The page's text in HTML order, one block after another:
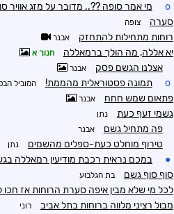
o מי אמר סופה ??.. מדובר על מזג אוויר
סערה צופה
רוחות מתחילות להתחזק אבנר
יא אללה, מה הולך ברמאללה חנוך א
אצלנו הגשם פסק אבנר
o תמונה פסטוראלית מהממת! המוביל
פתאום שמש חחח אבנר
גשמי זעף כעת נתן
פה מתחיל גשם אבנר
טירוף מוחלט כעת-ספלים מהשמים נתן
● במכם נראית רכבת מודיעין רמאללה
סוף סוף גשם בת הגלבוע
לכל מי שלא מבין איפה סערת הרוחות אז חכו
מבול רציני מלווה ברוחות בתל אביב רוני